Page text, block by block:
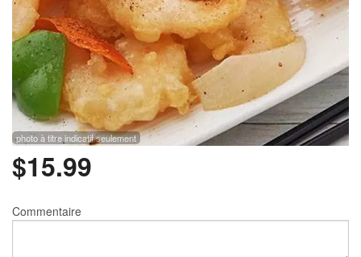
photo à titre indicatif seulement
$15.99
Commentaire